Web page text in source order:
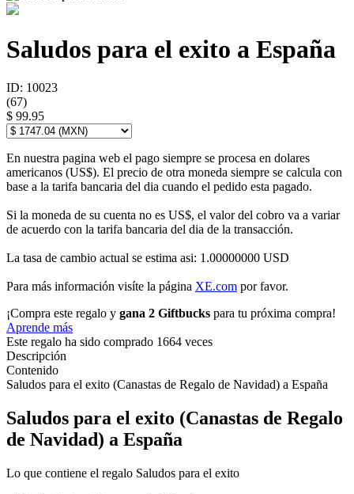
Saludos para el exito a España
ID: 10023
(67)
$ 99.95
En nuestra pagina web el pago siempre se procesa en dolares
americanos (US$). El precio de otra moneda siempre se calcula con
base a la tarifa bancaria del dia cuando el pedido esta pagado.
Si la moneda de su cuenta no es US$, el valor del cobro va a variar
de acuerdo con la tarifa bancaria del dia de la transacción.
La tasa de cambio actual se estima asi: 1.00000000 USD
Para más información visíte la página XE.com por favor.
¡Compra este regalo y gana 2 Giftbucks para tu próxima compra!
Aprende más
Este regalo ha sido comprado 1664 veces
Descripción
Contenido
Saludos para el exito (Canastas de Regalo de Navidad) a España
Saludos para el exito (Canastas de Regalo
de Navidad) a España
Lo que contiene el regalo Saludos para el exito